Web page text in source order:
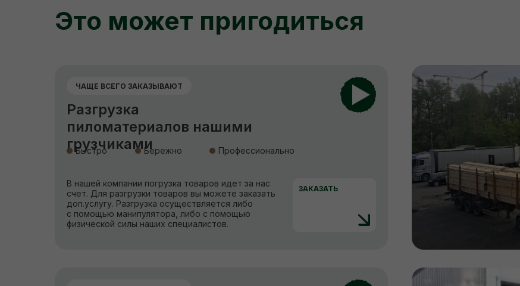
Это может пригодиться
Разгрузка
пиломатериалов нашими
грузчиками
В нашей компании погрузка товаров идет за нас
счет. Для разгрузки товаров вы можете заказать
доп.услугу. Разгрузка осуществляется либо
с помощью манипулятора, либо с помощью
физической силы наших специалистов.
ЧАЩЕ ВСЕГО ЗАКАЗЫВАЮТ
ЗАКАЗАТЬ
Быстро Бережно Профессионально